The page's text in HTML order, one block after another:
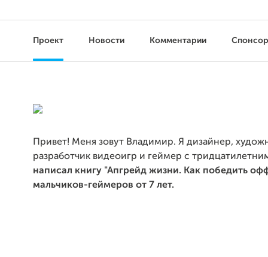
Проект Новости Комментарии
Привет! Меня зовут Владимир. Я дизайнер,
разработчик видеоигр и геймер с
написал книгу "Апгрейд жизни. Как победить
мальчиков-геймеров от 7 лет.